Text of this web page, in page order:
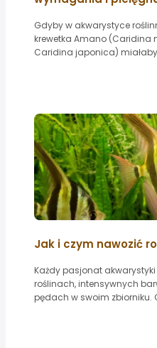
Gdyby w akwarystyce
krewetka Amano (Caridina
Caridina japonica)
Jak i czym nawozić
Każdy pasjonat
roślinach, intensywnych
pędach w swoim zbiorniku.